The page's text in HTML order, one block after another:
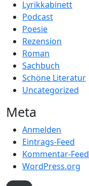
Lyrikkabinett
Podcast
Poesie
Rezension
Roman
Sachbuch
Schöne Literatur
Uncategorized
Meta
Anmelden
Eintrags-Feed
Kommentar-Feed
WordPress.org